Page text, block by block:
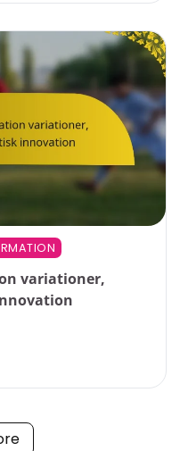
variationer,